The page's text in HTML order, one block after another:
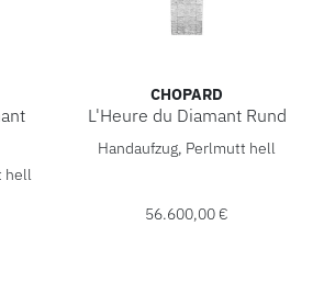
Diamant Octagonal, Ref: 10A097-
hell
CHOPARD
L'Heure du Diamant Rund
Chopard L'Heure du
Handaufzug, Perlmutt hell
56.600,00 €